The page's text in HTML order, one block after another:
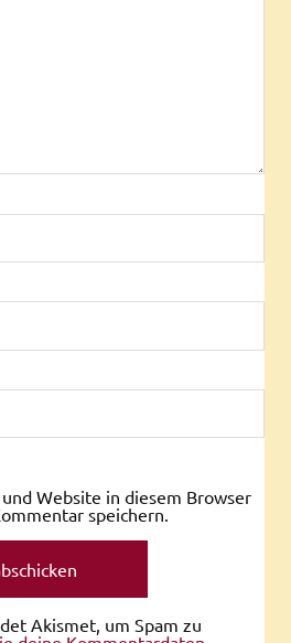
Website in diesem Browser
speichern.
Akismet, um Spam zu